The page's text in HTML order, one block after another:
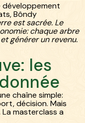
Bôndy
est sacrée. Le
chaque arbre
générer un revenu.
les
chaîne simple:
décision. Mais
masterclass a